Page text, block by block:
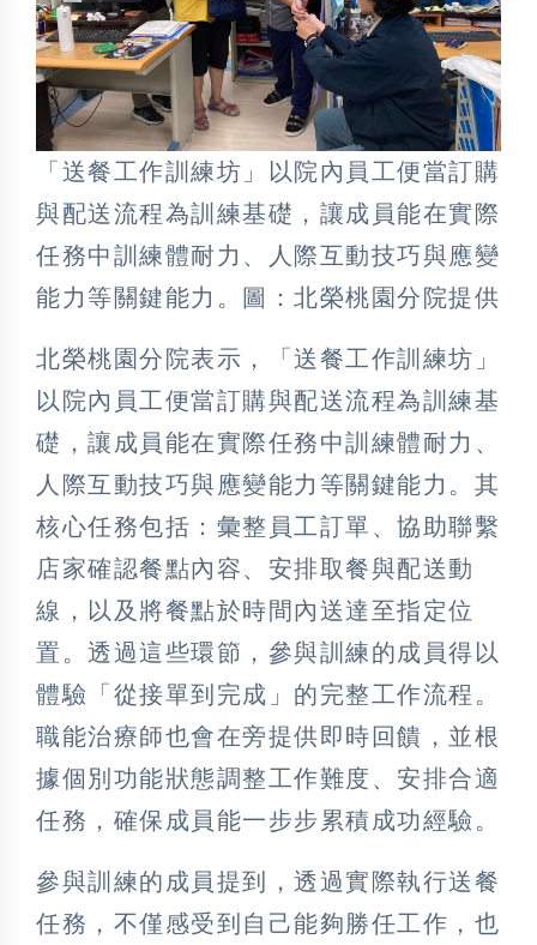
「送餐工作訓練坊」以院內員工便當訂購
與配送流程為訓練基礎，讓成員能在實際
任務中訓練體耐力、人際互動技巧與應變
能力等關鍵能力。圖：北榮桃園分院提供
北榮桃園分院表示，「送餐工作訓練坊」
以院內員工便當訂購與配送流程為訓練基
礎，讓成員能在實際任務中訓練體耐力、
人際互動技巧與應變能力等關鍵能力。其
核心任務包括：彙整員工訂單、協助聯繫
店家確認餐點內容、安排取餐與配送動
線，以及將餐點於時間內送達至指定位
置。透過這些環節，參與訓練的成員得以
體驗「從接單到完成」的完整工作流程。
職能治療師也會在旁提供即時回饋，並根
據個別功能狀態調整工作難度、安排合適
任務，確保成員能一步步累積成功經驗。
參與訓練的成員提到，透過實際執行送餐
任務，不僅感受到自己能夠勝任工作，也